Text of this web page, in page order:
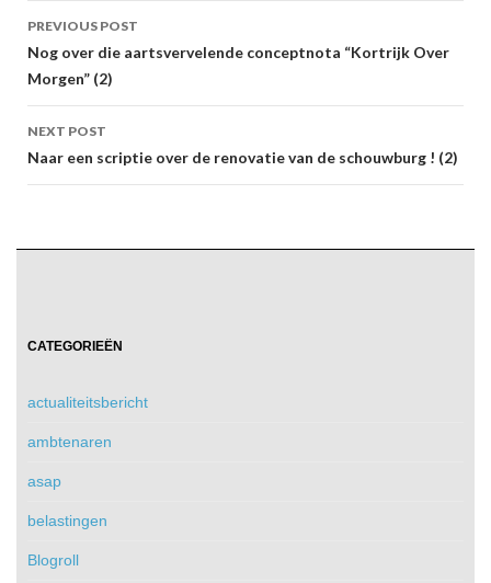
Post
navigation
PREVIOUS POST
Nog over die aartsvervelende conceptnota “Kortrijk Over
Morgen” (2)
NEXT POST
Naar een scriptie over de renovatie van de schouwburg ! (2)
CATEGORIEËN
actualiteitsbericht
ambtenaren
asap
belastingen
Blogroll